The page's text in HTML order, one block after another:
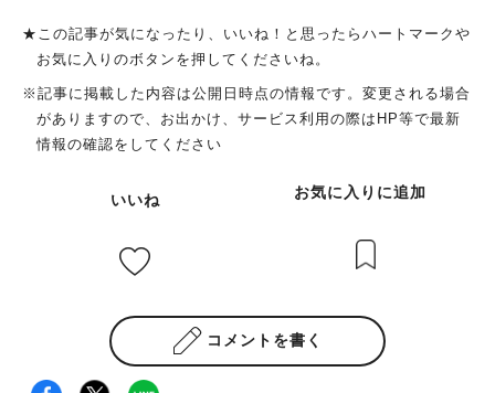
★この記事が気になったり、いいね！と思ったらハートマークや
お気に入りのボタンを押してくださいね。
※記事に掲載した内容は公開日時点の情報です。変更される場合
がありますので、お出かけ、サービス利用の際はHP等で最新
情報の確認をしてください
いいね お気に入りに追加
コメントを書く